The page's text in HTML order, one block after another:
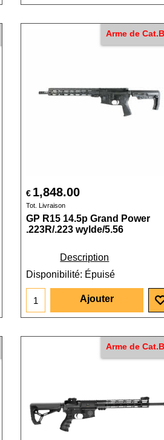
Arme de
€ 1,848.00
Tot. Livraison
GP R15 14.5p Grand Power
.223R/.223 wylde/5.56
Description
Disponibilité: Épuisé
Ajouter
Arme de